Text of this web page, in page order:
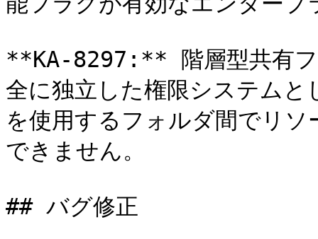
**KA-8297:** 階層型共有フ
全に独立した権限システム
を使用するフォルダ間でリ
できません。
## バグ修正